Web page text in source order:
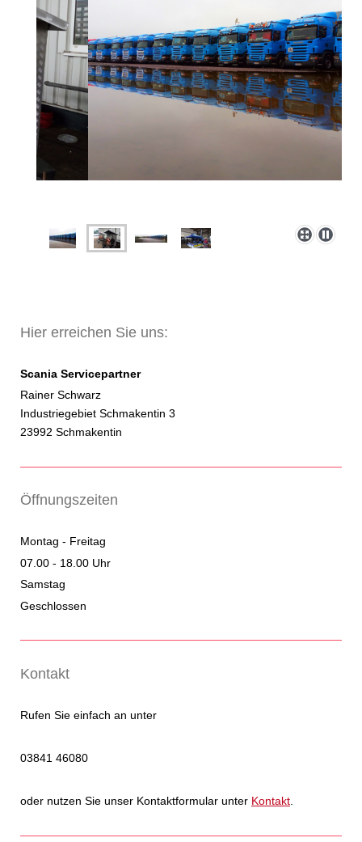
Hier erreichen Sie uns:
Scania Servicepartner
Rainer Schwarz
Industriegebiet Schmakentin 3
23992 Schmakentin
Öffnungszeiten
Montag - Freitag
07.00 - 18.00 Uhr
Samstag
Geschlossen
Kontakt
Rufen Sie einfach an unter
03841 46080
oder nutzen Sie unser Kontaktformular unter Kontakt